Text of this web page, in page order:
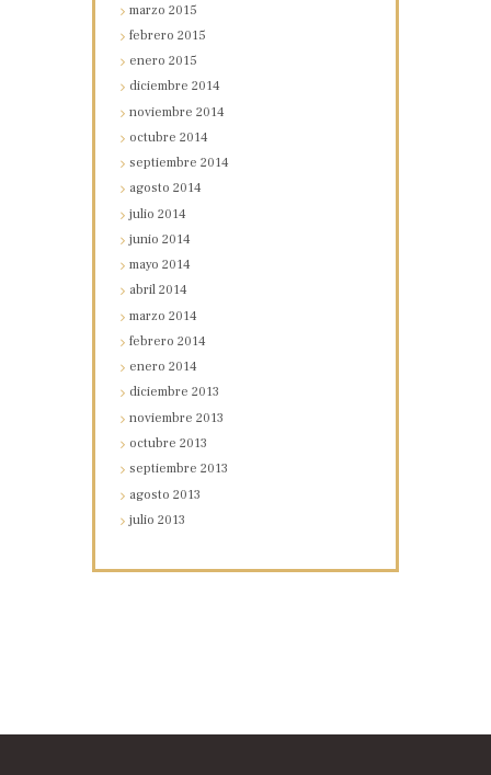
marzo2015
febrero2015
enero2015
diciembre2014
noviembre2014
octubre2014
septiembre2014
agosto2014
julio2014
junio2014
mayo2014
abril2014
marzo2014
febrero2014
enero2014
diciembre2013
noviembre2013
octubre2013
septiembre2013
agosto2013
julio2013